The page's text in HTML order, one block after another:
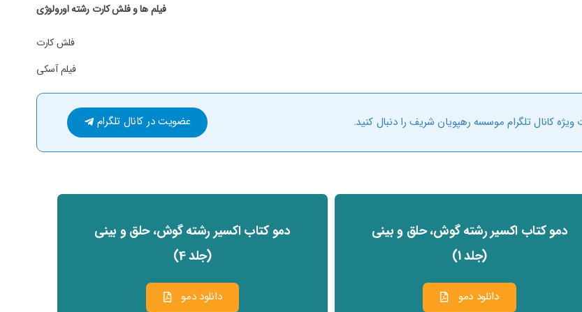
فیلم ها و فلش کارت رشته اورولوژی
فلش کارت
فیلم آسکی
کانال تلگرام موسسه رهپویان شریف را دنبال کنید. عضویت در کانال تلگرام
دمو کتاب اکسیر رشته گوش، حلق و بینی
(جلد 1)
دانلود دمو
دمو کتاب اکسیر رشته گوش، حلق و بینی
(جلد 4)
دانلود دمو